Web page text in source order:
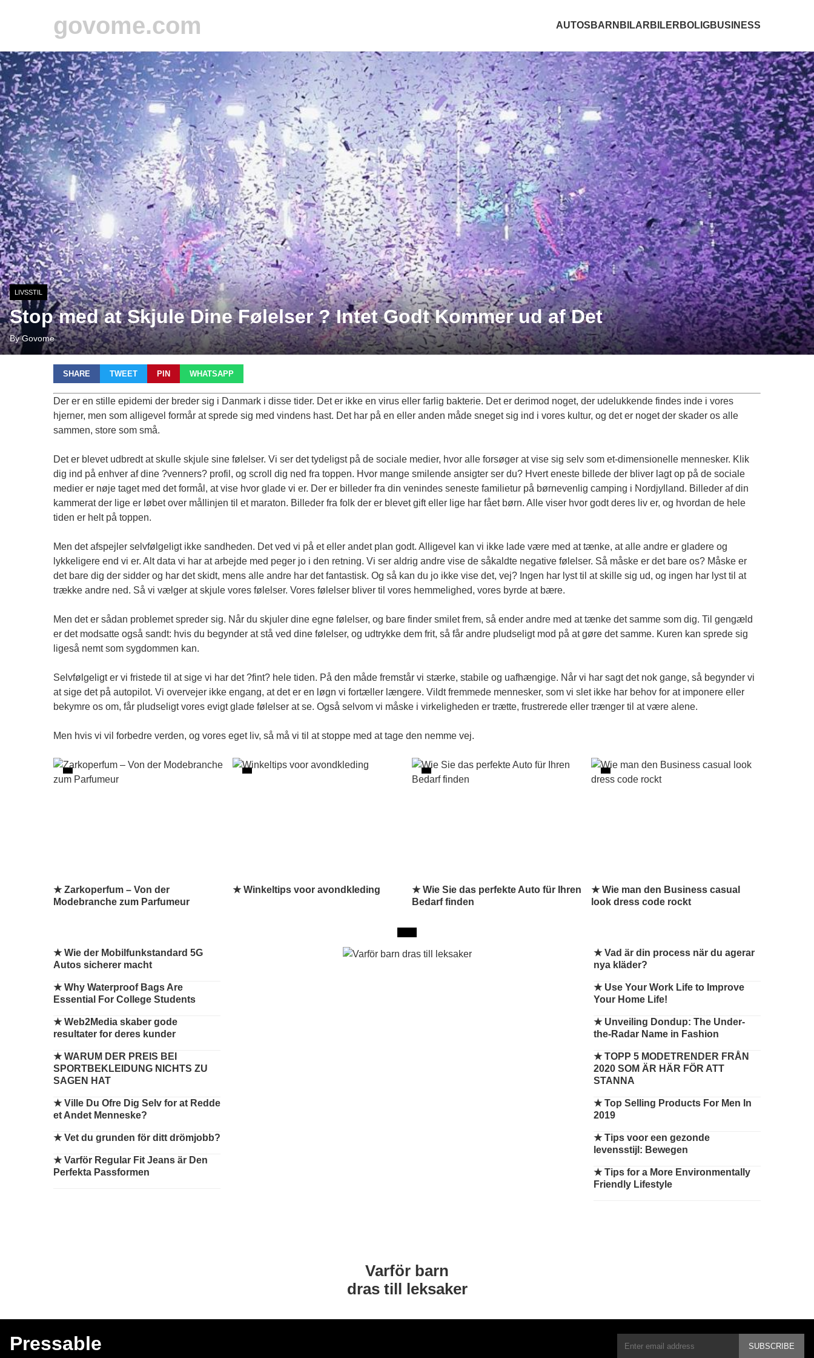
govome.com AUTOS BARN BILAR BILER BOLIGBUSINESS
LIVSSTIL
Stop med at Skjule Dine Følelser ? Intet Godt Kommer ud af Det
By Govome
SHARE TWEET PIN WHATSAPP
Der er en stille epidemi der breder sig i Danmark i disse tider. Det er ikke en virus eller farlig bakterie. Det er derimod noget, der udelukkende findes inde i vores
hjerner, men som alligevel formår at sprede sig med vindens hast. Det har på en eller anden måde sneget sig ind i vores kultur, og det er noget der skader os alle
sammen, store som små.
Det er blevet udbredt at skulle skjule sine følelser. Vi ser det tydeligst på de sociale medier, hvor alle forsøger at vise sig selv som et-dimensionelle mennesker. Klik
dig ind på enhver af dine ?venners? profil, og scroll dig ned fra toppen. Hvor mange smilende ansigter ser du? Hvert eneste billede der bliver lagt op på de sociale
medier er nøje taget med det formål, at vise hvor glade vi er. Der er billeder fra din venindes seneste familietur på børnevenlig camping i Nordjylland. Billeder af din
kammerat der lige er løbet over mållinjen til et maraton. Billeder fra folk der er blevet gift eller lige har fået børn. Alle viser hvor godt deres liv er, og hvordan de hele
tiden er helt på toppen.
Men det afspejler selvfølgeligt ikke sandheden. Det ved vi på et eller andet plan godt. Alligevel kan vi ikke lade være med at tænke, at alle andre er gladere og
lykkeligere end vi er. Alt data vi har at arbejde med peger jo i den retning. Vi ser aldrig andre vise de såkaldte negative følelser. Så måske er det bare os? Måske er
det bare dig der sidder og har det skidt, mens alle andre har det fantastisk. Og så kan du jo ikke vise det, vej? Ingen har lyst til at skille sig ud, og ingen har lyst til at
trække andre ned. Så vi vælger at skjule vores følelser. Vores følelser bliver til vores hemmelighed, vores byrde at bære.
Men det er sådan problemet spreder sig. Når du skjuler dine egne følelser, og bare finder smilet frem, så ender andre med at tænke det samme som dig. Til gengæld
er det modsatte også sandt: hvis du begynder at stå ved dine følelser, og udtrykke dem frit, så får andre pludseligt mod på at gøre det samme. Kuren kan sprede sig
ligeså nemt som sygdommen kan.
Selvfølgeligt er vi fristede til at sige vi har det ?fint? hele tiden. På den måde fremstår vi stærke, stabile og uafhængige. Når vi har sagt det nok gange, så begynder vi
at sige det på autopilot. Vi overvejer ikke engang, at det er en løgn vi fortæller længere. Vildt fremmede mennesker, som vi slet ikke har behov for at imponere eller
bekymre os om, får pludseligt vores evigt glade følelser at se. Også selvom vi måske i virkeligheden er trætte, frustrerede eller trænger til at være alene.
Men hvis vi vil forbedre verden, og vores eget liv, så må vi til at stoppe med at tage den nemme vej.
★ Zarkoperfum – Von der
Modebranche zum Parfumeur
★ Winkeltips voor avondkleding
★ Wie Sie das perfekte Auto für Ihren
Bedarf finden
★ Wie man den Business casual
look dress code rockt
★Wie der Mobilfunkstandard 5G
Autos sicherer macht
★Why Waterproof Bags Are
Essential For College Students
★Web2Media skaber gode
resultater for deres kunder
★WARUM DER PREIS BEI
SPORTBEKLEIDUNG NICHTS ZU
SAGEN HAT
★Ville Du Ofre Dig Selv for at Redde
et Andet Menneske?
★Vet du grunden för ditt drömjobb?
★Varför Regular Fit Jeans är Den
Perfekta Passformen
Varför barn
dras till leksaker
★Vad är din process när du agerar
nya kläder?
★ Use Your Work Life to Improve
Your Home Life!
★ Unveiling Dondup: The Under-
the-Radar Name in Fashion
★TOPP 5 MODETRENDER FRÅN
2020 SOM ÄR HÄR FÖR ATT
STANNA
★Top Selling Products For Men In
2019
★Tips voor een gezonde
levensstijl: Bewegen
★Tips for a More Environmentally
Friendly Lifestyle
Pressable SUBSCRIBE